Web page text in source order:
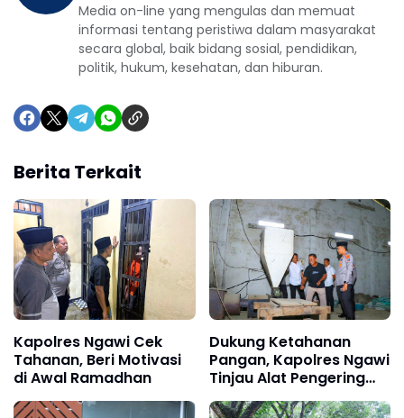
Media on-line yang mengulas dan memuat
informasi tentang peristiwa dalam masyarakat
secara global, baik bidang sosial, pendidikan,
politik, hukum, kesehatan, dan hiburan.
Berita Terkait
Kapolres Ngawi Cek
Tahanan, Beri Motivasi
di Awal Ramadhan
Dukung Ketahanan
Pangan, Kapolres Ngawi
Tinjau Alat Pengering
Padi di Padas